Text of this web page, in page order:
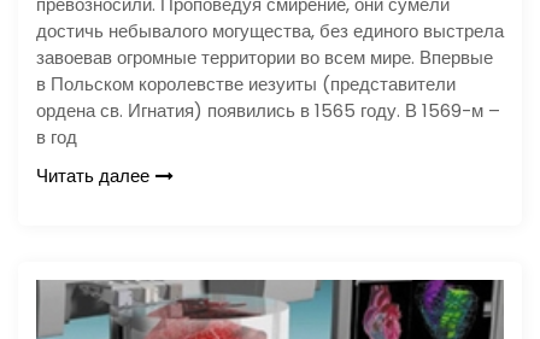
достичь небывалого могущества, без единого выстрела
завоевав огромные территории во всем мире. Впервые
в Польском королевстве иезуиты (представители
ордена св. Игнатия) появились в 1565 году. В 1569-м –
в год
Читать далее